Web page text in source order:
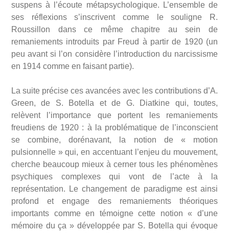
suspens à l’écoute métapsychologique. L’ensemble de
ses réflexions s’inscrivent comme le souligne R.
Roussillon dans ce même chapitre au sein de
remaniements introduits par Freud à partir de 1920 (un
peu avant si l’on considère l’introduction du narcissisme
en 1914 comme en faisant partie).
La suite précise ces avancées avec les contributions d’A.
Green, de S. Botella et de G. Diatkine qui, toutes,
relèvent l’importance que portent les remaniements
freudiens de 1920 : à la problématique de l’inconscient
se combine, dorénavant, la notion de « motion
pulsionnelle » qui, en accentuant l’enjeu du mouvement,
cherche beaucoup mieux à cerner tous les phénomènes
psychiques complexes qui vont de l’acte à la
représentation. Le changement de paradigme est ainsi
profond et engage des remaniements théoriques
importants comme en témoigne cette notion « d’une
mémoire du ça » développée par S. Botella qui évoque